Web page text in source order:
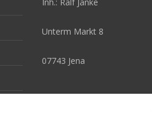
Unterm Markt 8
07743 Jena